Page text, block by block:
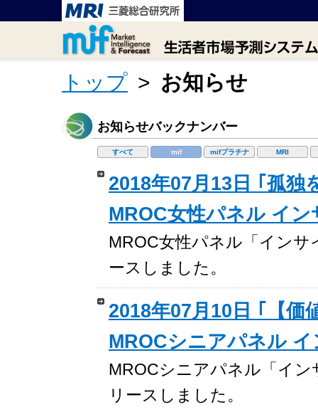
トップ > お知らせ
お知らせバックナンバー
すべて mif mifプラチナ MRI
2018年07月13日 ｢孤独
MROC女性パネル イ
MROC女性パネル「インサ
ースしました。
2018年07月10日 ｢【価
MROCシニアパネル
MROCシニアパネル「イン
リースしました。